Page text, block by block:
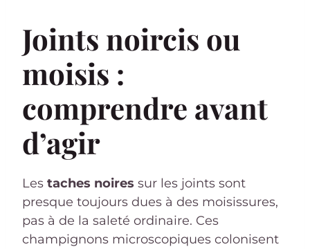
Joints noircis ou
moisis :
comprendre avant
d’agir
Les taches noires sur les joints sont
presque toujours dues à des moisissures,
pas à de la saleté ordinaire. Ces
champignons microscopiques colonisent